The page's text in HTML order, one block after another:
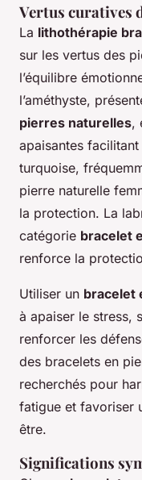
Vertus curatives
La lithothérapie
sur les vertus des
l’équilibre
l’améthyste,
pierres naturelles,
apaisantes
turquoise,
pierre naturelle
la protection. La
catégorie bracelet
renforce la
Utiliser un bracelet
à apaiser le stress,
renforcer les
des bracelets en
recherchés pour
fatigue et favoriser
être.
Significations